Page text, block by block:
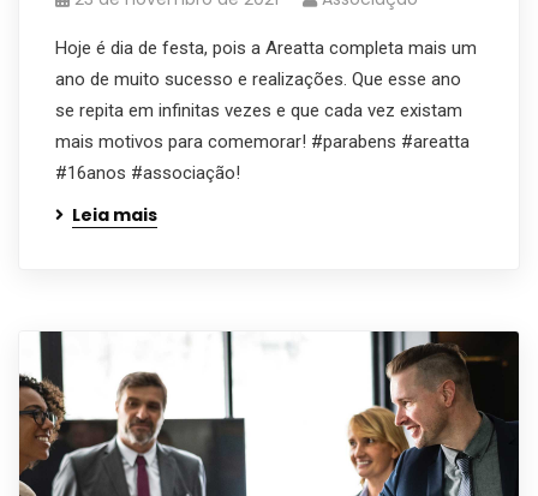
Hoje é dia de festa, pois a Areatta completa mais um
ano de muito sucesso e realizações. Que esse ano
se repita em infinitas vezes e que cada vez existam
mais motivos para comemorar! #parabens #areatta
#16anos #associação!
Leia mais